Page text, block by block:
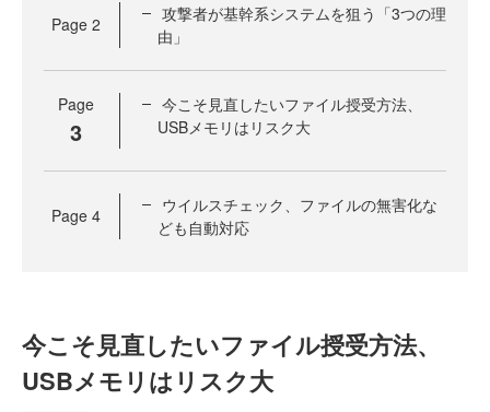
Page 2
攻撃者が基幹系システムを狙う「3つの理
由」
Page
3
今こそ見直したいファイル授受方法、
USBメモリはリスク大
Page 4
ウイルスチェック、ファイルの無害化な
ども自動対応
今こそ見直したいファイル授受方法、
USBメモリはリスク大